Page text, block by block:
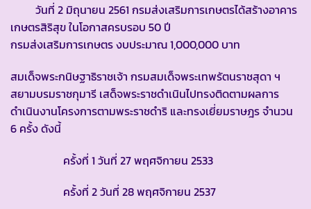
วันที่ 2 มิถุนายน 2561 กรมส่งเสริมการเกษตรได้สร้างอาคาร
เกษตรสิริสุข ในโอกาสครบรอบ 50 ปี
กรมส่งเสริมการเกษตร งบประมาณ 1,000,000 บาท
สมเด็จพระกนิษฐาธิราชเจ้า กรมสมเด็จพระเทพรัตนราชสุดา ฯ
สยามบรมราชกุมารี เสด็จพระราชดำเนินไปทรงติดตามผลการ
ดำเนินงานโครงการตามพระราชดำริ และทรงเยี่ยมราษฎร จำนวน
6 ครั้ง ดังนี้
ครั้งที่ 1 วันที่ 27 พฤศจิกายน 2533
ครั้งที่ 2 วันที่ 28 พฤศจิกายน 2537